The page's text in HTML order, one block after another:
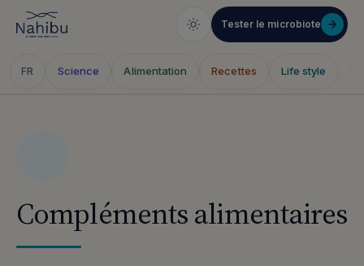
Tester le microbiote
FR Science Alimentation Recettes Life style
Compléments alimentaires